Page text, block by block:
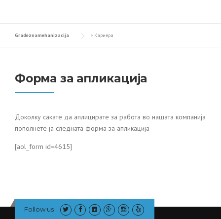
Gradeznamehanizacija > Кариера
Форма за апликација
Доколку сакате да аплицирате за работа во нашата компанија
пополнете ја следната форма за апликација
[aol_form id=4615]
Follow us